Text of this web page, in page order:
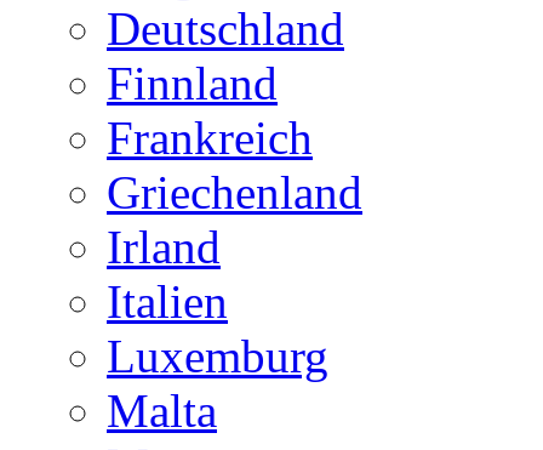
Deutschland
Finnland
Frankreich
Griechenland
Irland
Italien
Luxemburg
Malta